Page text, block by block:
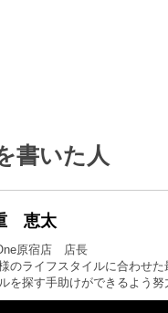
書いた人
恵太
原宿店 店長
のライフスタイルに合わせた
を探す手助けができるよう努